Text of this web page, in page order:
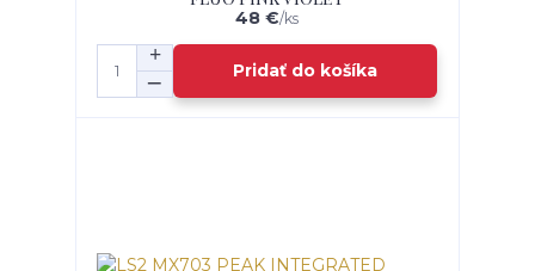
48 €/ks
Pridať do košíka